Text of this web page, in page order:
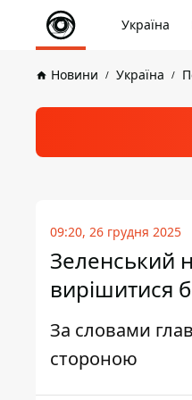
Україна
Новини Україна
09:20, 26 грудня 2025
Зеленський
вирішитися
За словами
стороною